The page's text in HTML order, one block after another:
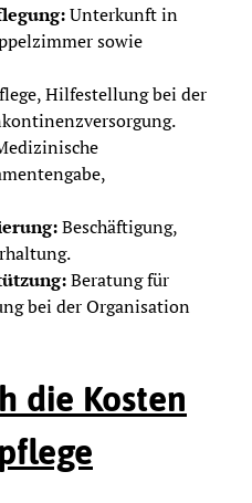
Unterkunft in
sowie
Hilfestellung bei der
Beschäftigung,
Beratung für
bei der Organisation
die Kosten